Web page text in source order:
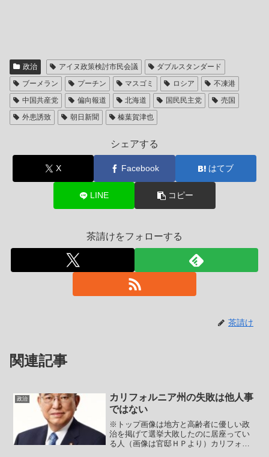
政治 アイヌ政策検討市民会議
ダブルスタンダード
ブーメラン
プーチン マスゴミ ロシア
不凍港
中国共産党
偏向報道 北海道 国民民主党
売国
外患誘致
朝日新聞 榛葉賀津也
シェアする
X Facebook はてブ
LINE コピー
茶請けをフォローする
茶請け
関連記事
政治
カリフォルニア州の失敗は他人事
ではない
※トップ画像は地方と高齢者に優しい政
治を掲げて選挙大敗したのに居座ってい
る人（画像は官邸ＨＰより）カリフォル